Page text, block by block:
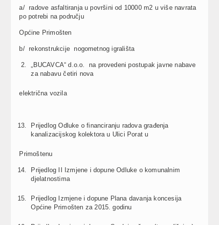
a/ radove asfaltiranja u površini od 10000 m2 u više navrata
po potrebi na području
Općine Primošten
b/ rekonstrukcije nogometnog igrališta
„BUCAVCA“ d.o.o. na provedeni postupak javne nabave
za nabavu četiri nova
električna vozila
Prijedlog Odluke o financiranju radova građenja
kanalizacijskog kolektora u Ulici Porat u
Primoštenu
Prijedlog II Izmjene i dopune Odluke o komunalnim
djelatnostima
Prijedlog Izmjene i dopune Plana davanja koncesija
Općine Primošten za 2015. godinu